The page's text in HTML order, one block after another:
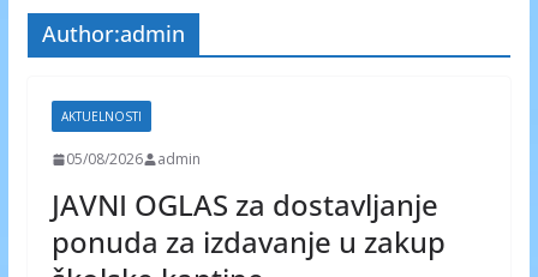
Author:admin
AKTUELNOSTI
05/08/2026 admin
JAVNI OGLAS za dostavljanje
ponuda za izdavanje u zakup